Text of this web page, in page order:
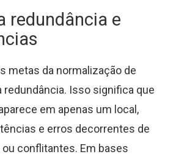
redundância e
metas da normalização de
redundância. Isso significa que
em apenas um local,
e erros decorrentes de
conflitantes. Em bases